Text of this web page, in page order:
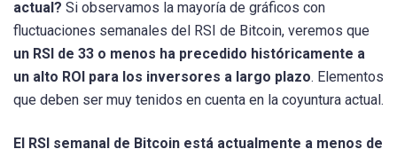
actual? Si observamos la mayoría de gráficos con
fluctuaciones semanales del RSI de Bitcoin, veremos que
un RSI de 33 o menos ha precedido históricamente a
un alto ROI para los inversores a largo plazo. Elementos
que deben ser muy tenidos en cuenta en la coyuntura actual.
El RSI semanal de Bitcoin está actualmente a menos de